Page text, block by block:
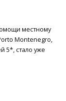
местному
Montenegro,
5*, стало уже